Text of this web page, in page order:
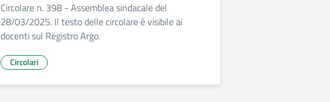
Circolare n. 398 - Assemblea sindacale del
28/03/2025. Il testo delle circolare è visibile ai
docenti sul Registro Argo.
Circolari